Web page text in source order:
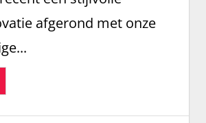
afgerond met onze